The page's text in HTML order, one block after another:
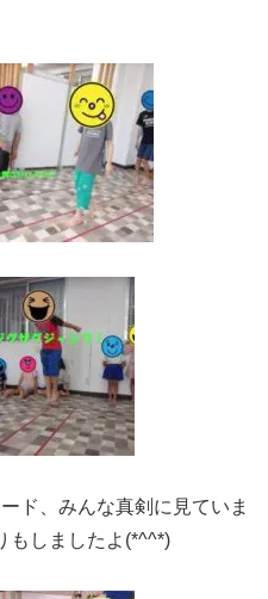
ド、みんな真剣に見ていま
もしましたよ(*^^*)